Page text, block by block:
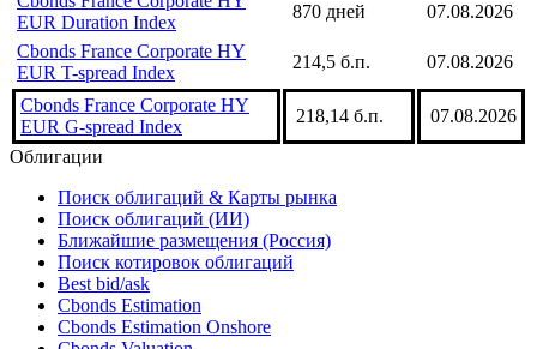
Cbonds France Corporate HY
EUR YTM Index
Cbonds France Corporate HY
EUR Duration Index
870 дней
07.08.2026
Cbonds France Corporate HY
EUR T-spread Index
214,5 б.п. 07.08.2026
Cbonds France Corporate HY
EUR G-spread Index
218,14 б.п.
Облигации
Поиск облигаций & Карты рынка
Поиск облигаций (ИИ)
Ближайшие размещения (Россия)
Поиск котировок облигаций